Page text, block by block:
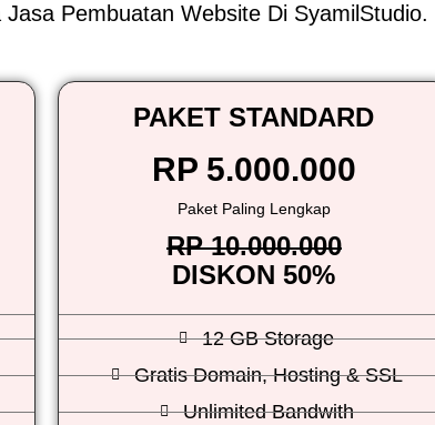
Pembuatan Website Di SyamilStudio.
PAKET STANDARD
RP 5.000.000
Paket Paling Lengkap
RP 10.000.000
DISKON 50%
12 GB Storage
Gratis Domain, Hosting & SSL
Unlimited Bandwith